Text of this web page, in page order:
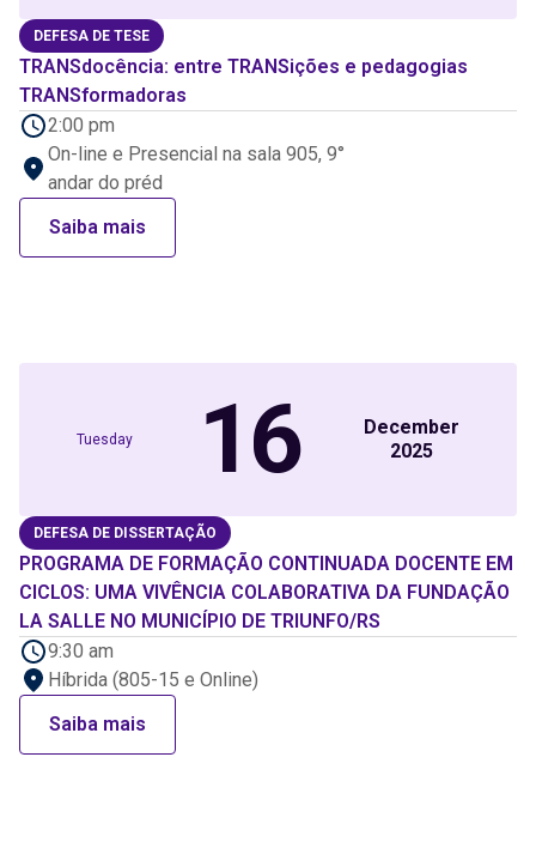
DEFESA DE TESE
TRANSdocência: entre TRANSições e pedagogias
TRANSformadoras
2:00 pm
On-line e Presencial na sala 905, 9°
andar do préd
Saiba mais
Tuesday 16
December
2025
DEFESA DE DISSERTAÇÃO
PROGRAMA DE FORMAÇÃO CONTINUADA DOCENTE EM
CICLOS: UMA VIVÊNCIA COLABORATIVA DA FUNDAÇÃO
LA SALLE NO MUNICÍPIO DE TRIUNFO/RS
9:30 am
Híbrida (805-15 e Online)
Saiba mais